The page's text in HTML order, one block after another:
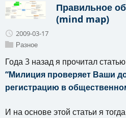
Правильное
(mind map)
2009-03-17
Разное
Года 3 назад я прочитал
“Милиция проверяет Ваши
регистрацию в
И на основе этой статьи я